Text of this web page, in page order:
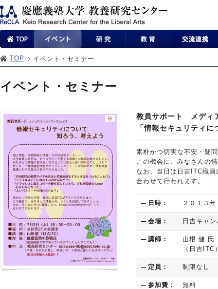
TOP イベント・セミナー
イベント・セミナー
教員サポート メディ
「情報セキュリティ
素朴かつ切実な不安・疑
この機会に、みなさんの
なお、当日は日吉ITC職
合わせて行われます。
日時： ２０１３
会場： 日吉キャ
講師：
山根 健 氏
（日吉ITC
定員： 制限なし
参加費： 無料